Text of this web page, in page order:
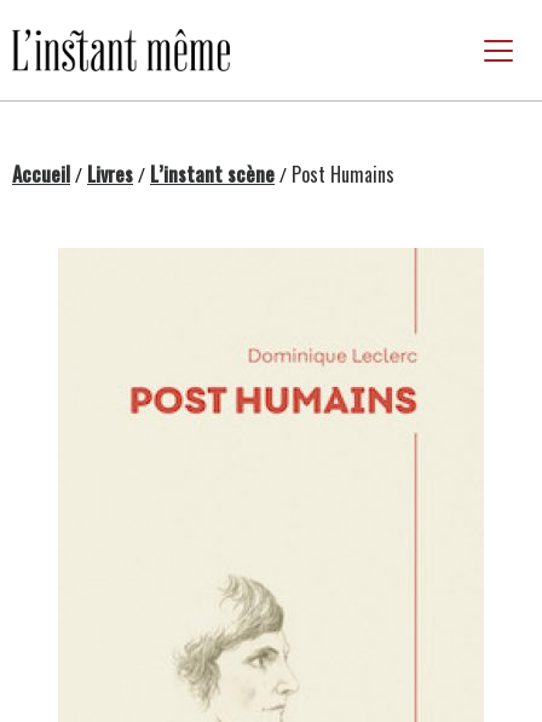
au
contenu
Accueil/ Livres/ L’instant scène/ Post Humains